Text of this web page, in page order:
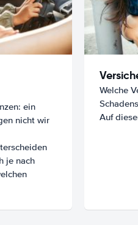
ein
nicht wir
je nach
Welche
Auf